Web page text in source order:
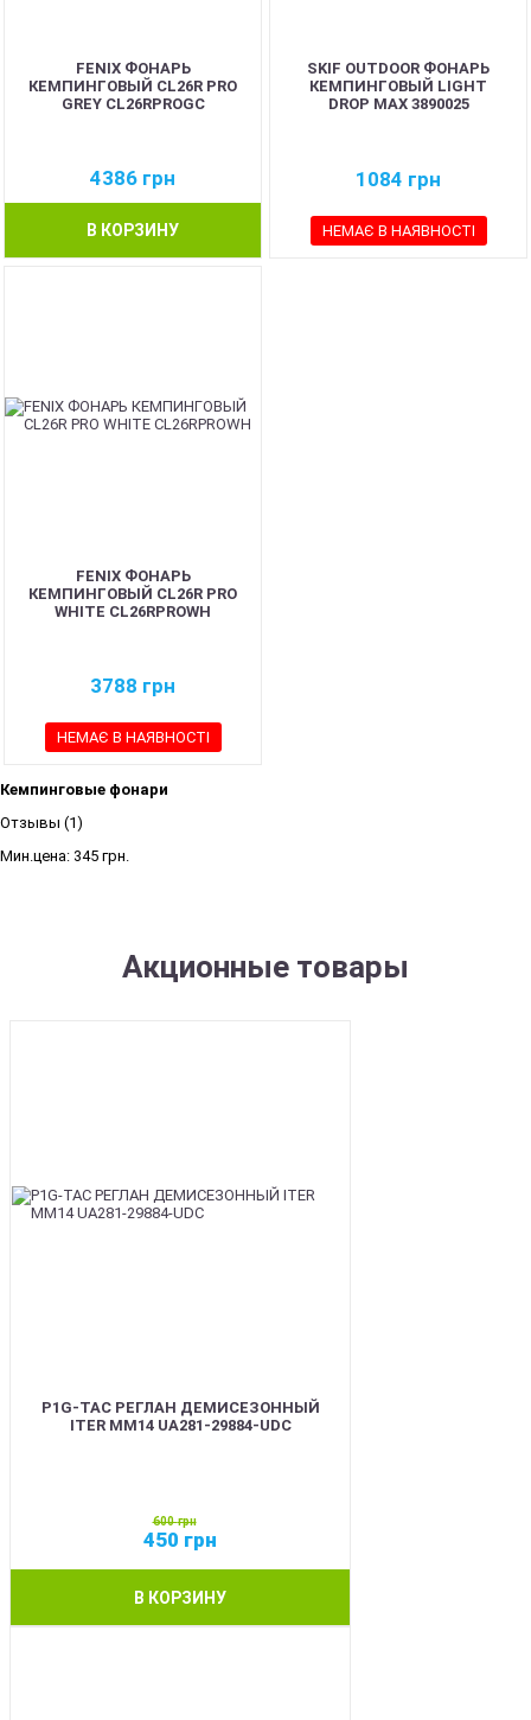
FENIX ФОНАРЬ
КЕМПИНГОВЫЙ CL26R PRO
GREY CL26RPROGC
4386 грн
В КОРЗИНУ
SKIF OUTDOOR ФОНАРЬ
КЕМПИНГОВЫЙ LIGHT
DROP MAX 3890025
1084 грн
НЕМАЄ В НАЯВНОСТІ
FENIX ФОНАРЬ
КЕМПИНГОВЫЙ CL26R PRO
WHITE CL26RPROWH
3788 грн
НЕМАЄ В НАЯВНОСТІ
Кемпинговые фонари
Отзывы (1)
Мин.цена: 345 грн.
Акционные товары
P1G-TAC РЕГЛАН ДЕМИСЕЗОННЫЙ
ITER ММ14 UA281-29884-UDC
600грн
450 грн
В КОРЗИНУ